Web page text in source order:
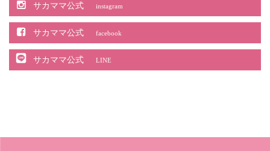
サカママ公式 instagram
サカママ公式 facebook
サカママ公式 LINE